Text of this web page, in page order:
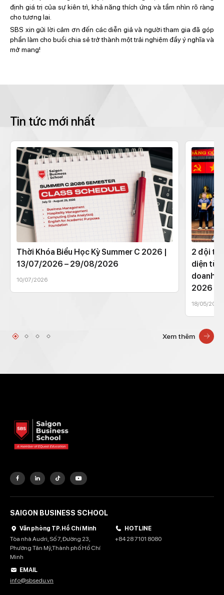
định giá trị của sự kiên trì, khả năng thích ứng và tầm nhìn rõ ràng
cho tương lai.
SBS xin gửi lời cảm ơn đến các diễn giả và người tham gia đã góp
phần làm cho buổi chia sẻ trở thành một trải nghiệm đầy ý nghĩa và
mở mang!
Tin tức mới nhất
Thời Khóa Biểu Học Kỳ Summer C 2026 |
13/07/2026 – 29/08/2026
10/07/2026
2 đội thi
diện từ
doanh
2026
18/05/2026
Xem thêm
SAIGON BUSINESS SCHOOL
Văn phòng TP. Hồ Chí Minh
Tòa nhà Audri, Số 7, Đường 23,
Phường Tân Mỹ,Thành phố Hồ Chí
Minh
HOTLINE
+84 28 7101 8080
EMAIL
info@sbsedu.vn